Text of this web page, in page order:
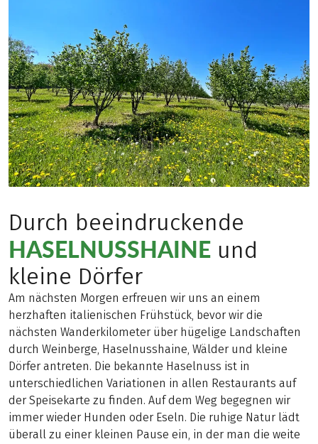
Durch beeindruckende
HASELNUSSHAINE und
kleine Dörfer
Am nächsten Morgen erfreuen wir uns an einem
herzhaften italienischen Frühstück, bevor wir die
nächsten Wanderkilometer über hügelige Landschaften
durch Weinberge, Haselnusshaine, Wälder und kleine
Dörfer antreten. Die bekannte Haselnuss ist in
unterschiedlichen Variationen in allen Restaurants auf
der Speisekarte zu finden. Auf dem Weg begegnen wir
immer wieder Hunden oder Eseln. Die ruhige Natur lädt
überall zu einer kleinen Pause ein, in der man die weite